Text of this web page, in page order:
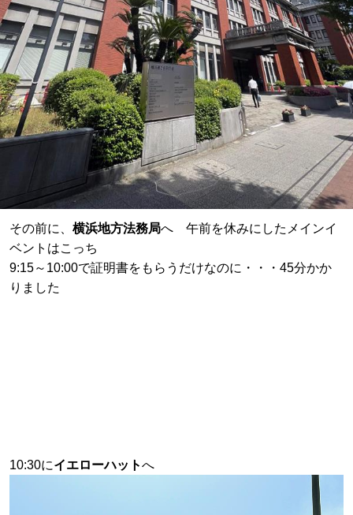
その前に、 横浜地方法務局へ 午前を休みにしたメインイ
ベントはこっち
9:15～10:00で証明書をもらうだけなのに・・・45分かか
りました
10:30にイエローハットへ